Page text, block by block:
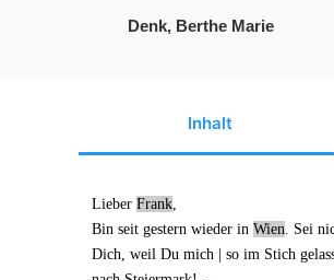
Denk, Berthe Marie
Inhalt
Lieber Frank,
Bin seit gestern wieder in Wien . Sei
Dich, weil Du mich | so im Stich